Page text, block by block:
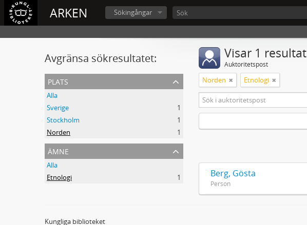
ARKEN Sökingångar
Avgränsa sökresultatet:
plats
Alla
Sverige
1
Stockholm
1
Norden
1
ämne
Alla
Etnologi
1
Visar 1 resultat
Auktoritetspost
Norden Etnologi
Berg, Gösta
Person
Kungliga biblioteket